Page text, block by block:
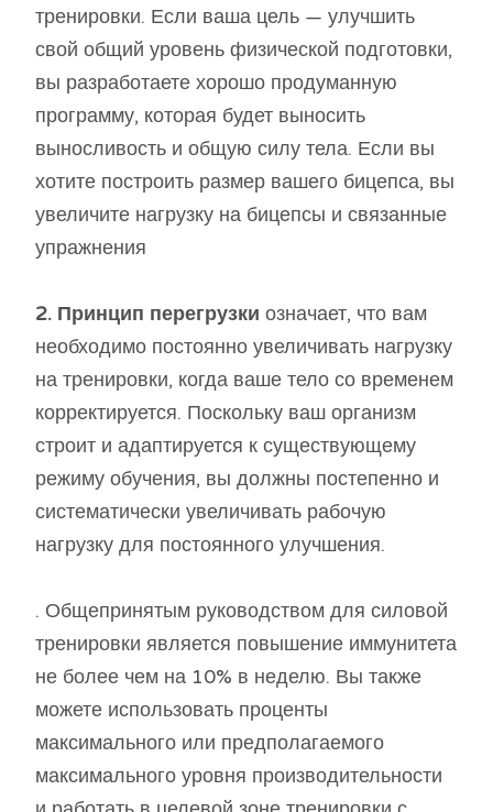
тренировки. Если ваша цель — улучшить
свой общий уровень физической подготовки,
вы разработаете хорошо продуманную
программу, которая будет выносить
выносливость и общую силу тела. Если вы
хотите построить размер вашего бицепса, вы
увеличите нагрузку на бицепсы и связанные
упражнения
2. Принцип перегрузки означает, что вам
необходимо постоянно увеличивать нагрузку
на тренировки, когда ваше тело со временем
корректируется. Поскольку ваш организм
строит и адаптируется к существующему
режиму обучения, вы должны постепенно и
систематически увеличивать рабочую
нагрузку для постоянного улучшения.
. Общепринятым руководством для силовой
тренировки является повышение иммунитета
не более чем на 10% в неделю. Вы также
можете использовать проценты
максимального или предполагаемого
максимального уровня производительности